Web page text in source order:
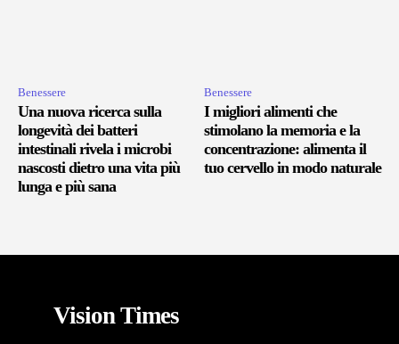
Benessere
Una nuova ricerca sulla
longevità dei batteri
intestinali rivela i microbi
nascosti dietro una vita più
lunga e più sana
Benessere
I migliori alimenti che
stimolano la memoria e la
concentrazione: alimenta il
tuo cervello in modo naturale
Vision Times